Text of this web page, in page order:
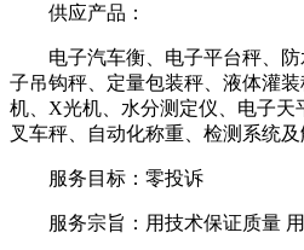
供应产品：
电子汽车衡、电子平台秤、防
子吊钩秤、定量包装秤、液体灌
机、X光机、水分测定仪、电子天
叉车秤、自动化称重、检测系统
服务目标：零投诉
服务宗旨：用技术保证质量 用